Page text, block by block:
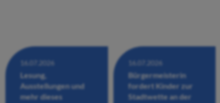
16.07.2026
Lesung,
Ausstellungen und
mehr dieses
16.07.2026
Bürgermeisterin
fordert Kinder zur
Stadtwette an der